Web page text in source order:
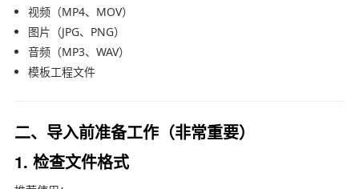
视频（MP4、MOV）
图片（JPG、PNG）
音频（MP3、WAV）
模板工程文件
二、导入前准备工作（非常重要）
1. 检查文件格式